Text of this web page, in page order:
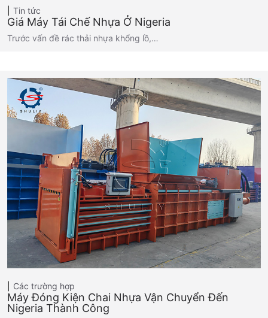
Tin tức
Giá Máy Tái Chế Nhựa Ở Nigeria
Trước vấn đề rác thải nhựa khổng lồ,…
Các trường hợp
Máy Đóng Kiện Chai Nhựa Vận Chuyển Đến
Nigeria Thành Công